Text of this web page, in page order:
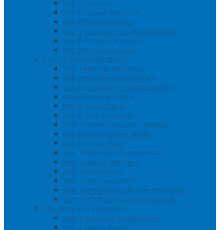
Bab 4 Perwira
Bab 5 Siasat Ken Arok
Bab 6 Pengepungan
Bab 7 Gerbang Pasukan Khusus
Bab 8 Tanah Larangan
Bab 9 Penyelamatan
Langit Hitam Majapahit
Bab 1 Menuju Kotaraja
Bab 2 Matahari Majapahit
Bab 3 Di Bawah Panji Majapahit
Bab 4 Gunung Semar
Bab 5 Tiga Orang
Bab 6 Wringin Anom
Bab 7 Pemberontakan Senyap
Bab 8 Siasat Gajah Mada
Bab 9 Rawa-rawa
Bab 10 Malam Penumpasan
Bab 11 Bulak Banteng
Bab 12 Persiapan
Bab 13 Rencana Lain
Bab 14 Pertempuran Hari Pertama
Bab 15 Pertempuran Hari Kedua
Penaklukan Panarukan
Bab 1 Rencana Penaklukan
Bab 2 Sabuk Inten